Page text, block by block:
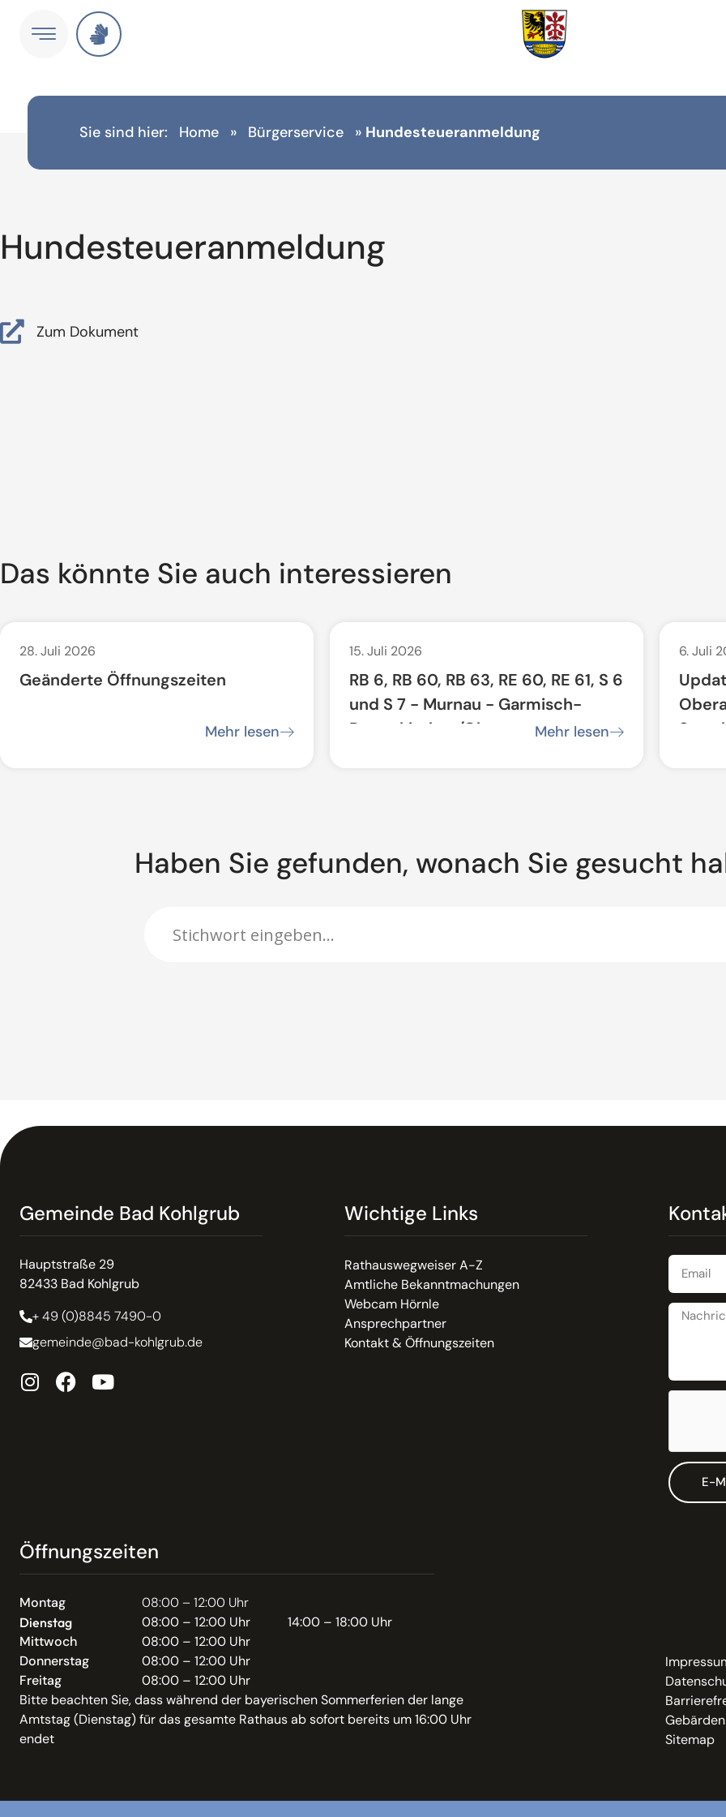
Sie sind hier: Home » Bürgerservice » Hundesteueranmeldung
Hundesteueranmeldung
Zum Dokument
Das könnte Sie auch interessieren
28. Juli 2026
Geänderte Öffnungszeiten
Mehr lesen
15. Juli 2026
RB 6, RB 60, RB 63, RE 60, RE 61, S 6
und S 7 - Murnau - Garmisch-
Partenkirchen/Oberammergau:
Mehr lesen
6. Juli
Haben Sie gefunden, wonach Sie gesucht
Gemeinde Bad Kohlgrub
Hauptstraße 29
82433 Bad Kohlgrub
+ 49 (0)8845 7490-0
gemeinde@bad-kohlgrub.de
Wichtige Links
Rathauswegweiser A-Z
Amtliche Bekanntmachungen
Webcam Hörnle
Ansprechpartner
Kontakt & Öffnungszeiten
E-
Öffnungszeiten
Montag 08:00 – 12:00 Uhr
Dienstag 08:00 – 12:00 Uhr
14:00 – 18:00 Uhr
Mittwoch
08:00 – 12:00 Uhr
Donnerstag
08:00 – 12:00 Uhr
Freitag
08:00 – 12:00 Uhr
Bitte beachten Sie, dass während der bayerischen Sommerferien der lange
Amtstag (Dienstag) für das gesamte Rathaus ab sofort bereits um 16:00 Uhr
endet
Sitemap